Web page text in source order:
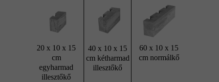
20 x 10 x 15
cm
egyharmad
illesztőkő
40 x 10 x 15
cm kétharmad
illesztőkő
60 x 10 x 15
cm normálkő